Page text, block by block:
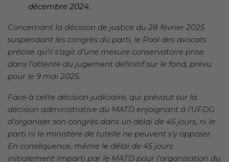
décembre 2024.
Concernant la décision de justice du 28 février 2025
suspendant les congrès du parti, le Pool des avocats
précise qu’il s’agit d’une mesure conservatoire prise
dans l’attente du jugement définitif sur le fond, prévu
pour le 9 mai 2025.
Face à cette décision judiciaire, qui prévaut sur la
décision administrative du MATD enjoignant à l’UFDG
d’organiser son congrès dans un délai de 45 jours, ni le
parti ni le ministère de tutelle ne peuvent s’y opposer.
En conséquence, même le délai de 45 jours
initialement imparti par le MATD pour l’organisation du